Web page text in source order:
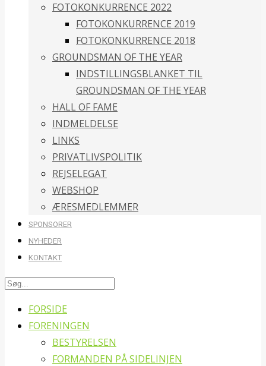
FOTOKONKURRENCE 2022
FOTOKONKURRENCE 2019
FOTOKONKURRENCE 2018
GROUNDSMAN OF THE YEAR
INDSTILLINGSBLANKET TIL
GROUNDSMAN OF THE YEAR
HALL OF FAME
INDMELDELSE
LINKS
PRIVATLIVSPOLITIK
REJSELEGAT
WEBSHOP
ÆRESMEDLEMMER
SPONSORER
NYHEDER
KONTAKT
FORSIDE
FORENINGEN
BESTYRELSEN
FORMANDEN PÅ SIDELINJEN